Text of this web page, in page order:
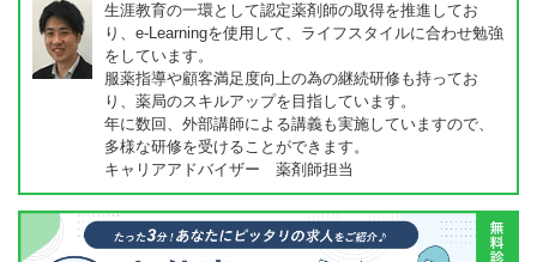
生涯教育の一環として認定薬剤師の取得を推進してお
り、e-Learningを使用して、ライフスタイルに合わせ勉強
をしています。
服薬指導や顧客満足度向上の為の継続研修も持ってお
り、薬局のスキルアップを目指しています。
年に数回、外部講師による講義も実施していますので、
多様な研修を受けることができます。
キャリアアドバイザー 薬剤師担当